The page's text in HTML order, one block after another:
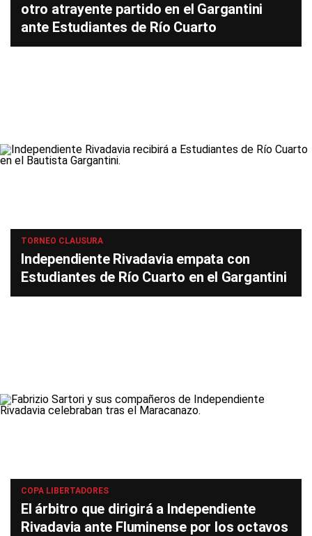
otro atrayente partido en el Gargantini
ante Estudiantes de Río Cuarto
TORNEO CLAUSURA
Independiente Rivadavia empata con
Estudiantes de Río Cuarto en el Gargantini
COPA LIBERTADORES
El árbitro que dirigirá a Independiente
Rivadavia ante Fluminense por los octavos